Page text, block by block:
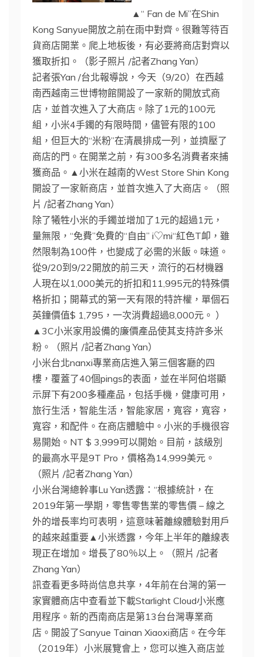
▲“ Fan de Mi”在Shin
Kong Sanyue開放之前在雨中對齊。很難等待百
貨商店開業。爬上地板後，有必要將商店對齊以
獲取折扣。（影子照片 /記者Zhang Yan）
記者張Yan /台北報導說，今天（9/20）在西越
南西越南三世博物館開設了一家新的開放式商
店，並首次進入了大商店。除了1元的100元
組，小米4手鐲的有限時間，儘管有限的100
組，但巨大的“米粉”在清晨排成一列，並擠壓了
商店的門。在開業之前，有300多名消費者來捕
獲商品。▲小米在越南的West Store Shin Kong
開設了一家新商店，並首次進入了大商店。（照
片 /記者Zhang Yan）
除了犧牲小米的手鐲並增加了1元的超過1元，
量無限，“免費”免費的“自由” i♡mi“紅色T卹，雖
然限制為100件，也變成了必需的米飯。味道。
從9/20到9/22開放的前三天，流行的石材機器
人現在以1,000美元的折扣和11,995元的特殊價
格折扣；開幕式的第一天有限的特許權，單個石
英鐘價值$ 1,795，一次消費超過8,000元。 ）
▲3C小米家用設備的廉價產品使其支持許多米
粉。（照片 /記者Zhang Yan）
小米台北nanxi專業商店進入第三個客廳的四
樓，覆蓋了40個pings的表面，並在半阿伯塔顯
示屏下有200多種產品，包括手機，健康可用，
旅行生活，智能生活，智能家居，寬容，寬容，
寬容，和配件。在商店體驗中。小米的手機很容
易開始。NT $ 3,999可以開始。目前，該級別
的最高水平是9T Pro，價格為14,999美元。
（照片 /記者Zhang Yan）
小米台灣總幹事Lu Yan透露：“根據統計，在
2019年第一學期，零售零售業的零售價 – 線之
外的增長率均可表明，這意味著離線體驗對用戶
的越來越重要▲小米透露，今年上半年的離線表
現正在增加。增長了80％以上。（照片 /記者
Zhang Yan）
訊查看更多時尚信息共享，4年前在台灣的第一
家實體商店中查看並下載Starlight Cloud小米應
用程序。新的西南商店是第13台台灣專業商
店。開設了Sanyue Tainan Xiaoxi商店。在今年
（2019年）小米展覽會上，您可以進入商店並